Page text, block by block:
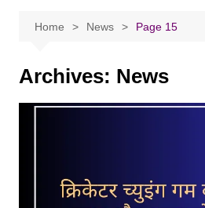
Home News Page 15
Archives: News